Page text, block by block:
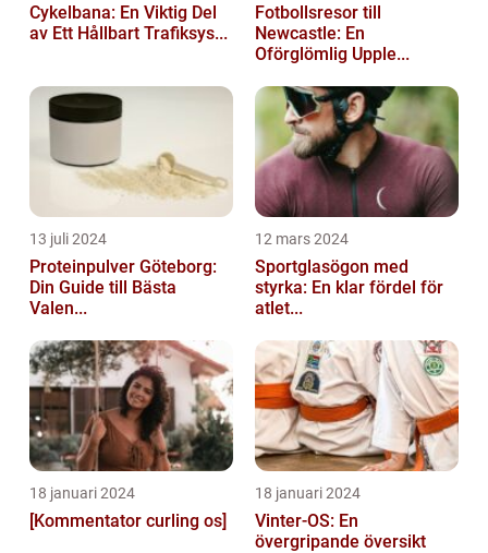
Cykelbana: En Viktig Del
av Ett Hållbart Trafiksys...
Fotbollsresor till
Newcastle: En
Oförglömlig Upple...
13 juli 2024
Proteinpulver Göteborg:
Din Guide till Bästa
Valen...
12 mars 2024
Sportglasögon med
styrka: En klar fördel för
atlet...
18 januari 2024
[Kommentator curling os]
18 januari 2024
Vinter-OS: En
övergripande översikt